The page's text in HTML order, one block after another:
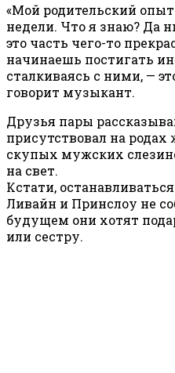
«Мой родительский
недели. Что я знаю? Да
это часть чего-то
начинаешь постигать
сталкиваясь с ними, —
говорит музыкант.
Друзья пары
присутствовал на
скупых мужских
на свет.
Кстати,
Ливайн и Принслоу не
будущем они хотят
или сестру.